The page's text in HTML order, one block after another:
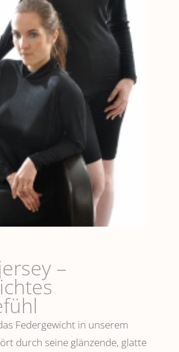
–
Federgewicht in unserem
durch seine glänzende, glatte